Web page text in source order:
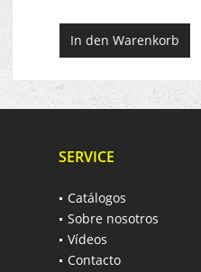
In den Warenkorb
SERVICE
Catálogos
Sobre nosotros
Vídeos
Contacto